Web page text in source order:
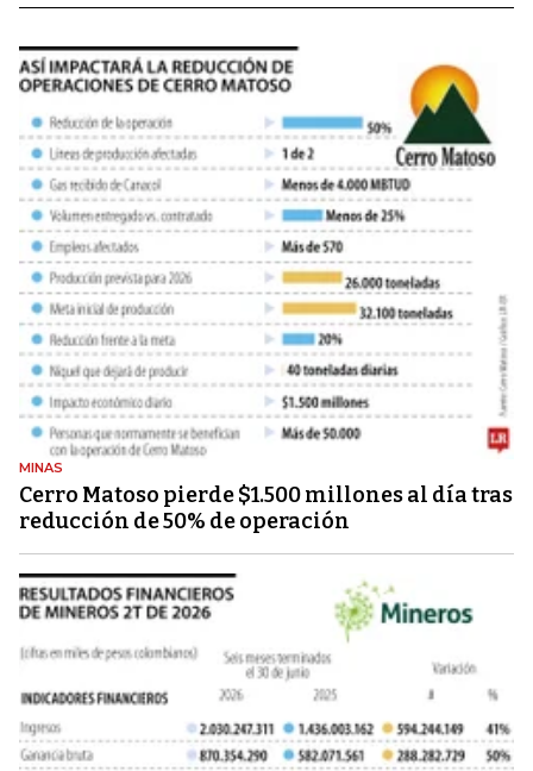
MINAS
Cerro Matoso pierde $1.500 millones al día tras
reducción de 50% de operación